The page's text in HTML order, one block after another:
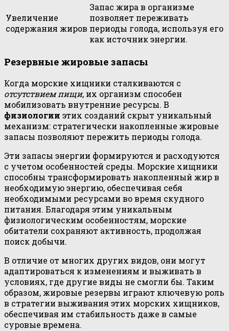
Увеличение
содержания жиров
Запас жира в организме
позволяет переживать
периоды голода, используя его
как источник энергии.
Резервные жировые запасы
Когда морские хищники сталкиваются с
отсутствием пищи, их организм способен
мобилизовать внутренние ресурсы. В
физиологии этих созданий скрыт уникальный
механизм: стратегически накопленные жировые
запасы позволяют пережить периоды голода.
Эти запасы энергии формируются и расходуются
с учетом особенностей среды. Морские хищники
способны трансформировать накопленный жир в
необходимую энергию, обеспечивая себя
необходимыми ресурсами во время скудного
питания. Благодаря этим уникальным
физиологическим особенностям, морские
обитатели сохраняют активность, продолжая
поиск добычи.
В отличие от многих других видов, они могут
адаптироваться к изменениям и выживать в
условиях, где другие виды не смогли бы. Таким
образом, жировые резервы играют ключевую роль
в стратегии выживания этих морских хищников,
обеспечивая им стабильность даже в самые
суровые времена.